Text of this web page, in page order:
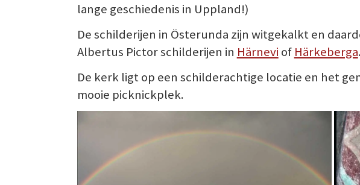
lange geschiedenis in Uppland!)
De schilderijen in Österunda zijn witgekalkt en
Albertus Pictor schilderijen in Härnevi of Härkeberga.
De kerk ligt op een schilderachtige locatie en het
mooie picknickplek.